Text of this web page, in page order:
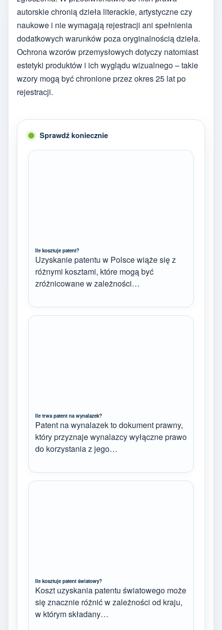
autorskie chronią dzieła literackie, artystyczne czy
naukowe i nie wymagają rejestracji ani spełnienia
dodatkowych warunków poza oryginalnością dzieła.
Ochrona wzorów przemysłowych dotyczy natomiast
estetyki produktów i ich wyglądu wizualnego – takie
wzory mogą być chronione przez okres 25 lat po
rejestracji.
Sprawdź koniecznie
Ile kosztuje patent?
Uzyskanie patentu w Polsce wiąże się z
różnymi kosztami, które mogą być
zróżnicowane w zależności…
Ile trwa patent na wynalazek?
Patent na wynalazek to dokument prawny,
który przyznaje wynalazcy wyłączne prawo
do korzystania z jego…
Ile kosztuje patent światowy?
Koszt uzyskania patentu światowego może
się znacznie różnić w zależności od kraju,
w którym składany…